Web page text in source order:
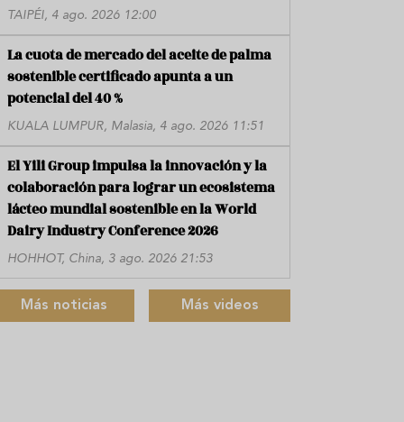
TAIPÉI, 4 ago. 2026 12:00
La cuota de mercado del aceite de palma
sostenible certificado apunta a un
potencial del 40 %
KUALA LUMPUR, Malasia, 4 ago. 2026 11:51
El Yili Group impulsa la innovación y la
colaboración para lograr un ecosistema
lácteo mundial sostenible en la World
Dairy Industry Conference 2026
HOHHOT, China, 3 ago. 2026 21:53
Más noticias Más videos